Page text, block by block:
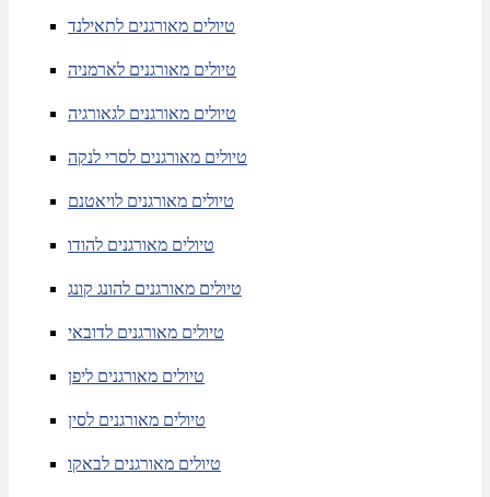
טיולים מאורגנים לתאילנד
טיולים מאורגנים לארמניה
טיולים מאורגנים לגאורגיה
טיולים מאורגנים לסרי לנקה
טיולים מאורגנים לויאטנם
טיולים מאורגנים להודו
טיולים מאורגנים להונג קונג
טיולים מאורגנים לדובאי
טיולים מאורגנים ליפן
טיולים מאורגנים לסין
טיולים מאורגנים לבאקו